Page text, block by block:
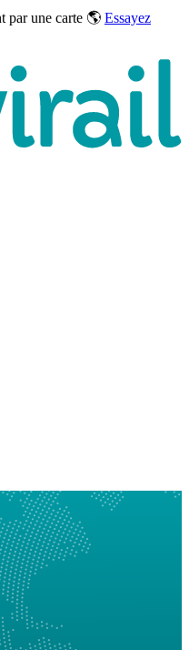
par une carte 🌎 Essayez